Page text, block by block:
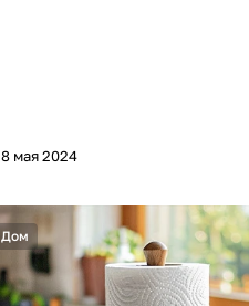
8 мая 2024
Дом